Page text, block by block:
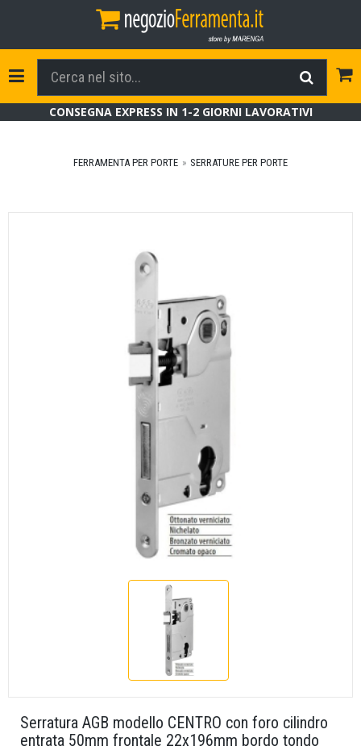
Toggle Navigation
CONSEGNA EXPRESS IN 1-2 GIORNI LAVORATIVI
FERRAMENTA PER PORTE SERRATURE PER PORTE
Serratura AGB modello CENTRO con foro cilindro
entrata 50mm frontale 22x196mm bordo tondo